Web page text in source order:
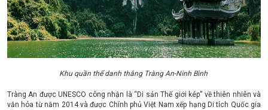
Khu quần thể danh thắng Tràng An-Ninh Bình
Tràng An được UNESCO công nhận là “Di sản Thế giới kép” về thiên nhiên và
văn hóa từ năm 2014 và được Chính phủ Việt Nam xếp hạng Di tích Quốc gia